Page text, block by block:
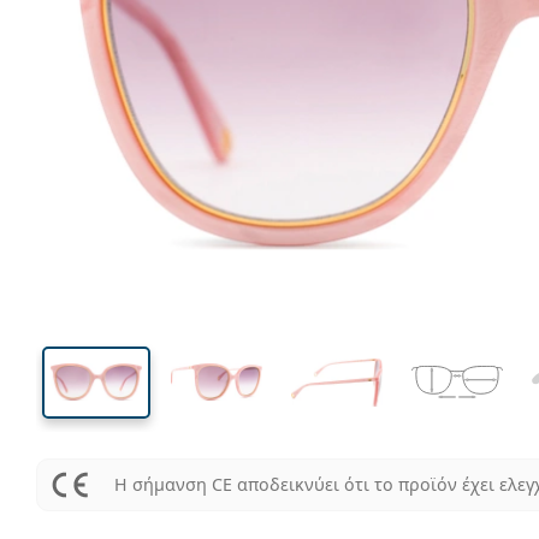
53 mm
Ύψος φακού Μήκος φακού
Μήκος
φακού
Η σήμανση CE αποδεικνύει ότι το προϊόν έχει